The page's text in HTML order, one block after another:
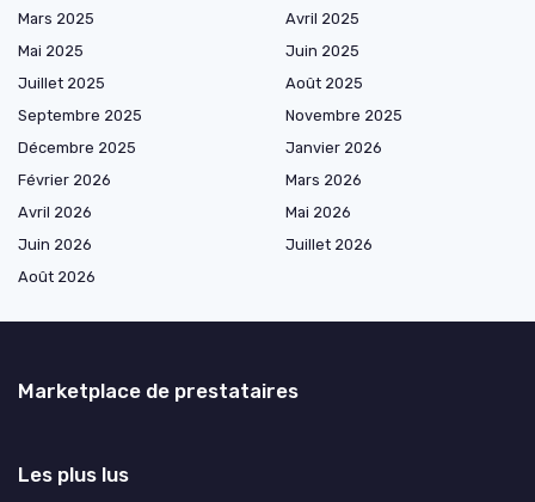
Mars 2025
Avril 2025
Mai 2025
Juin 2025
Juillet 2025
Août 2025
Septembre 2025
Novembre 2025
Décembre 2025
Janvier 2026
Février 2026
Mars 2026
Avril 2026
Mai 2026
Juin 2026
Juillet 2026
Août 2026
Marketplace de prestataires
Les plus lus